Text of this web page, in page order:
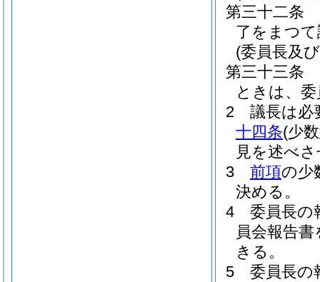
第三十二条
了をまつ
(委員長及
第三十三条
ときは、
2
議長は必
十四条(少
見を述べ
3
前項の少
決める。
4
委員長の
員会報告
きる。
5
委員長の